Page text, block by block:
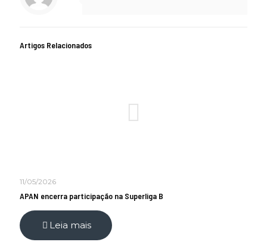
Artigos Relacionados
11/05/2026
APAN encerra participação na Superliga B
Leia mais